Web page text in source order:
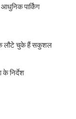
पार्किंग
लौटे चुके हैं सकुशल
के निर्देश